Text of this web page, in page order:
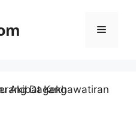
Menu